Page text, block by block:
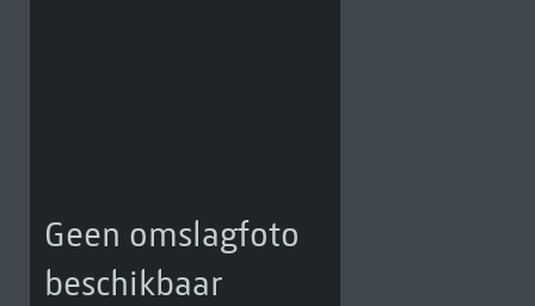
Geen omslagfoto
beschikbaar